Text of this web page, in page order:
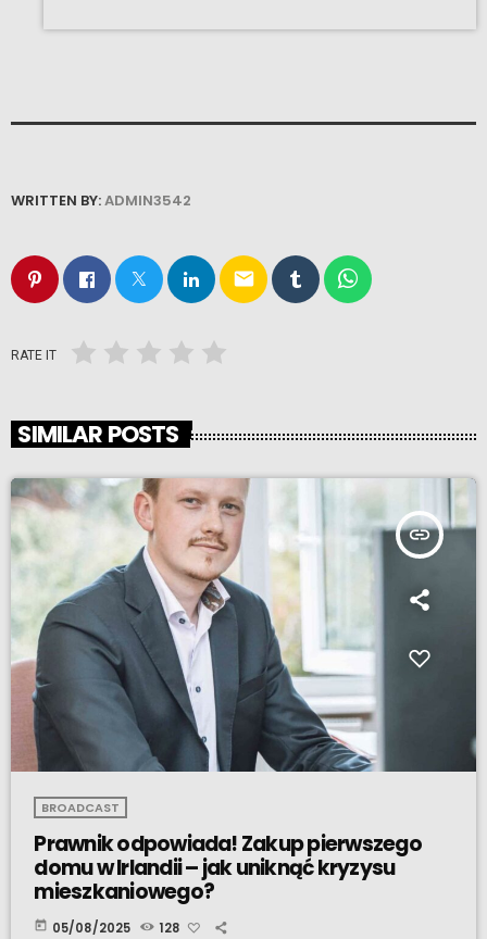
WRITTEN BY:ADMIN3542
email
RATE IT
SIMILAR POSTS
insert_link
BROADCAST
Prawnik odpowiada! Zakup pierwszego
domu w Irlandii – jak uniknąć kryzysu
mieszkaniowego?
today 05/08/2025 128